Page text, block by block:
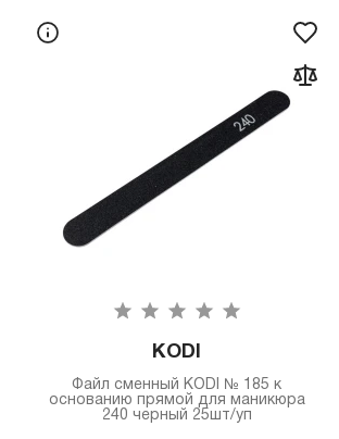
KODI
Файл сменный KODI № 185 к
основанию прямой для маникюра
240 черный 25шт/уп